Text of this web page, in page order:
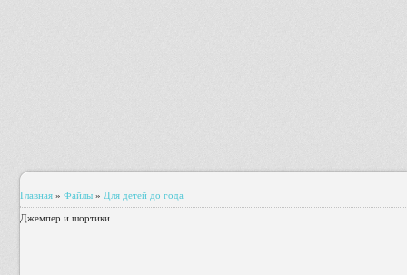
Главная » Файлы » Для детей до года
Джемпер и шортики